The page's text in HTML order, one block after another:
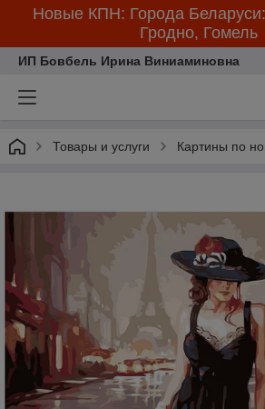
Новые КПН: Города
Гродно, Гомель
ИП Бовбель Ирина Виниаминовна
Товары и услуги Картины по